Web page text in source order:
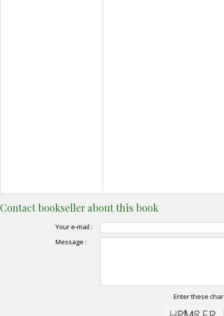
Contact bookseller about this book
Your e-mail :
Message :
Enter these